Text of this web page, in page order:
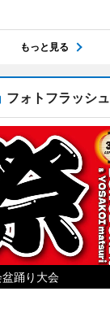
もっと見る
フォトフラッシュ
踊り大会